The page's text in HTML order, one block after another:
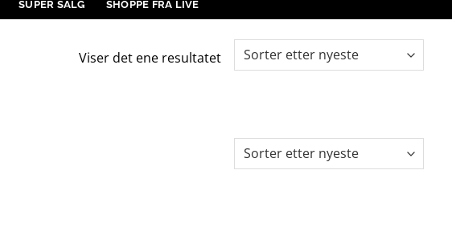
SUPER SALG SHOPPE FRA LIVE
Viser det ene resultatet